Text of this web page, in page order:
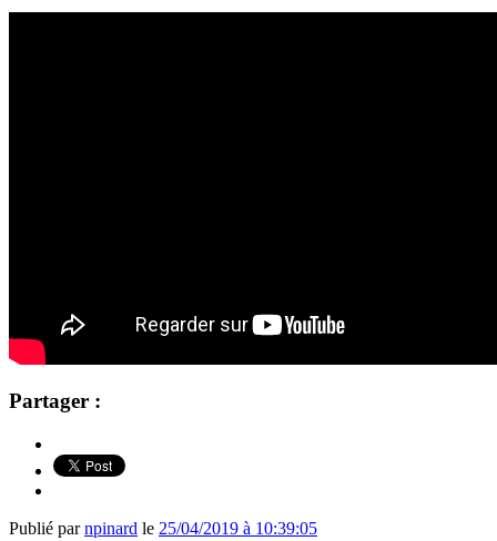
Partager :
Publié parnpinard le 25/04/2019 à 10:39:05